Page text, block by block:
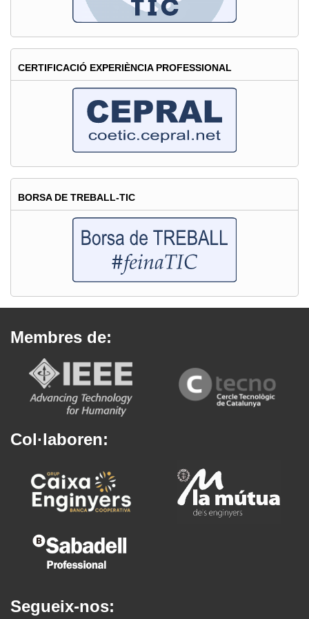
CERTIFICACIÓ EXPERIÈNCIA PROFESSIONAL
BORSA DE TREBALL-TIC
Membres de:
Col·laboren:
Segueix-nos: